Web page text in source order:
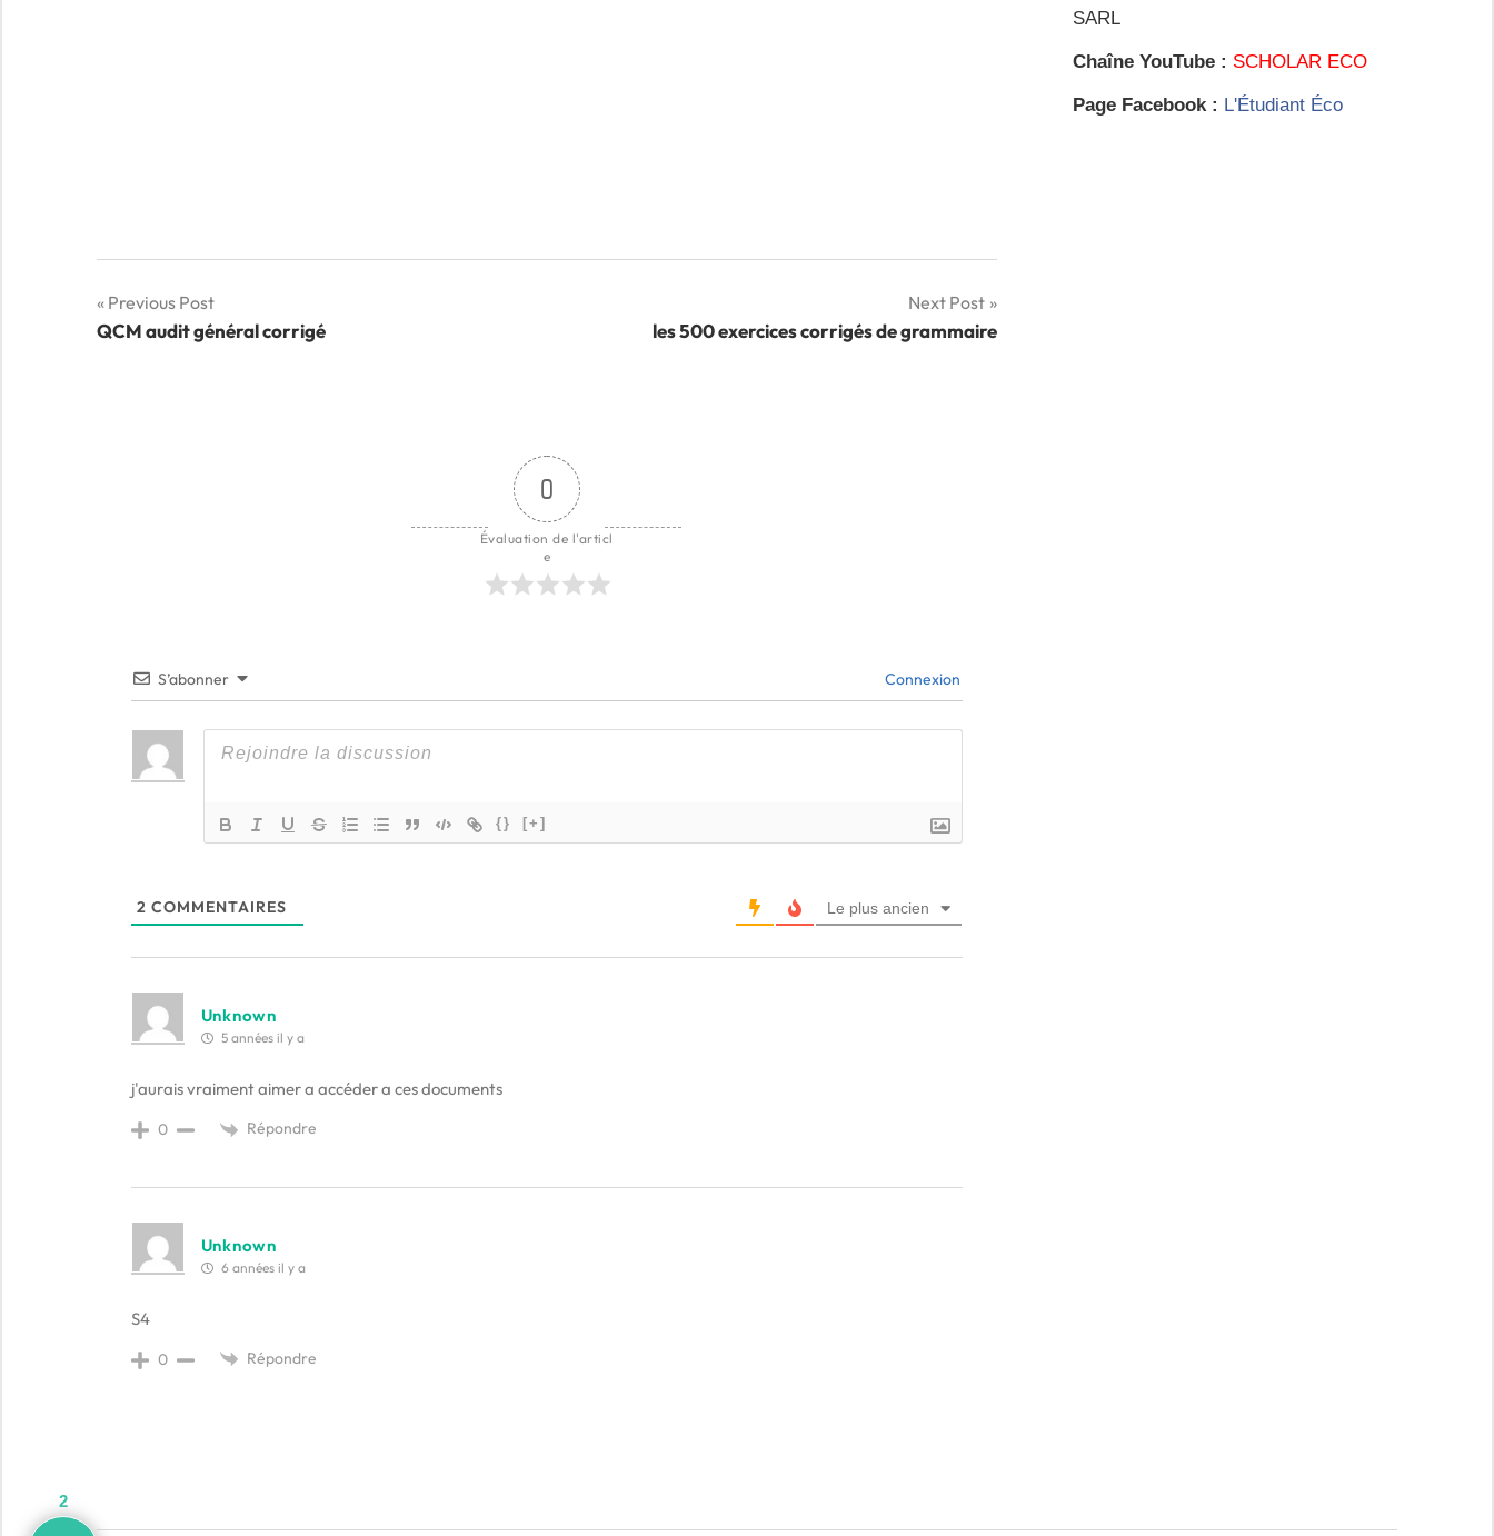
Navigation
de
Previous Post
QCM audit général corrigé
Next Post
les 500 exercices corrigés de grammaire
0
Évaluation de l'articl
e
S’abonner Connexion
{} [+]
2 COMMENTAIRES Le plus ancien
Unknown
5 années il y a
j'aurais vraiment aimer a accéder a ces documents
0 Répondre
Unknown
6 années il y a
S4
0 Répondre
SARL
Chaîne YouTube : SCHOLAR ECO
Page Facebook : L'Étudiant Éco
2